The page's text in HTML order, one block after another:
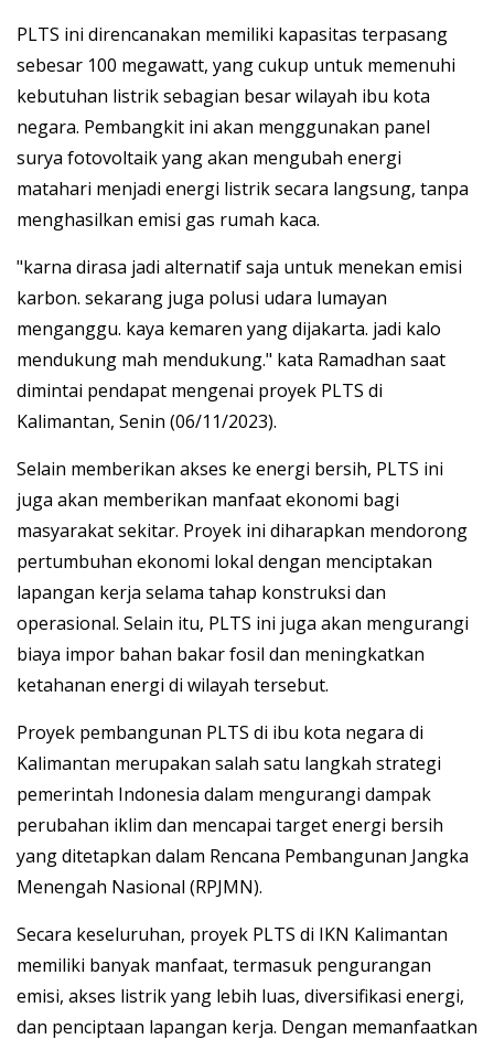
PLTS ini direncanakan memiliki kapasitas terpasang
sebesar 100 megawatt, yang cukup untuk memenuhi
kebutuhan listrik sebagian besar wilayah ibu kota
negara. Pembangkit ini akan menggunakan panel
surya fotovoltaik yang akan mengubah energi
matahari menjadi energi listrik secara langsung, tanpa
menghasilkan emisi gas rumah kaca.
"karna dirasa jadi alternatif saja untuk menekan emisi
karbon. sekarang juga polusi udara lumayan
menganggu. kaya kemaren yang dijakarta. jadi kalo
mendukung mah mendukung." kata Ramadhan saat
dimintai pendapat mengenai proyek PLTS di
Kalimantan, Senin (06/11/2023).
Selain memberikan akses ke energi bersih, PLTS ini
juga akan memberikan manfaat ekonomi bagi
masyarakat sekitar. Proyek ini diharapkan mendorong
pertumbuhan ekonomi lokal dengan menciptakan
lapangan kerja selama tahap konstruksi dan
operasional. Selain itu, PLTS ini juga akan mengurangi
biaya impor bahan bakar fosil dan meningkatkan
ketahanan energi di wilayah tersebut.
Proyek pembangunan PLTS di ibu kota negara di
Kalimantan merupakan salah satu langkah strategi
pemerintah Indonesia dalam mengurangi dampak
perubahan iklim dan mencapai target energi bersih
yang ditetapkan dalam Rencana Pembangunan Jangka
Menengah Nasional (RPJMN).
Secara keseluruhan, proyek PLTS di IKN Kalimantan
memiliki banyak manfaat, termasuk pengurangan
emisi, akses listrik yang lebih luas, diversifikasi energi,
dan penciptaan lapangan kerja. Dengan memanfaatkan